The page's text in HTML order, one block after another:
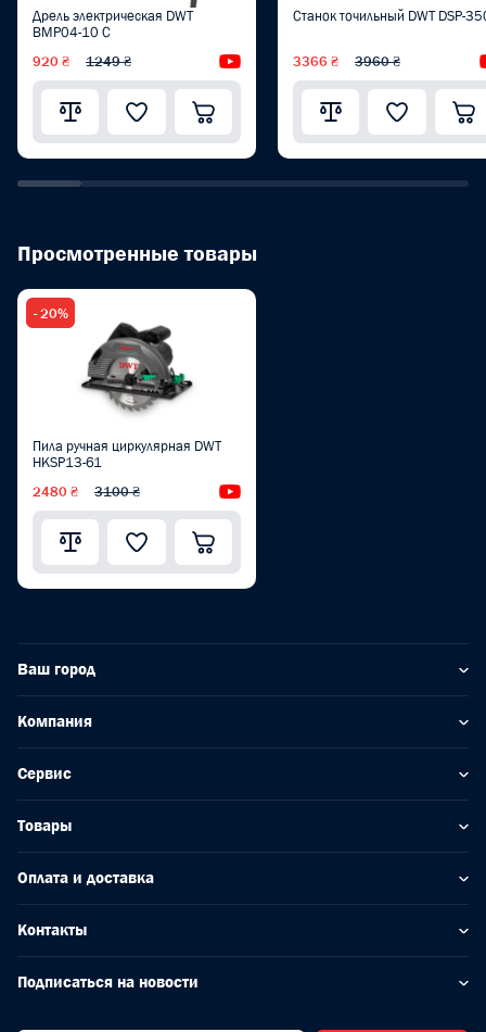
Дрель электрическая DWT
BMP04-10 C
920 ₴ 1249 ₴ Видеообзор
Станок точильный DWT DSP-
3366 ₴ 3960 ₴
Просмотренные товары
- 20%
Пила ручная циркулярная DWT
HKSP13-61
2480 ₴ 3100 ₴
Ваш город
Компания
Сервис
Товары
Оплата и доставка
Контакты
Подписаться на новости